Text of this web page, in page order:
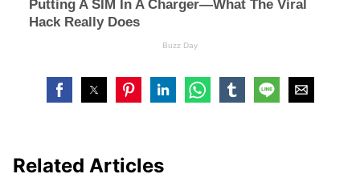
Related Articles